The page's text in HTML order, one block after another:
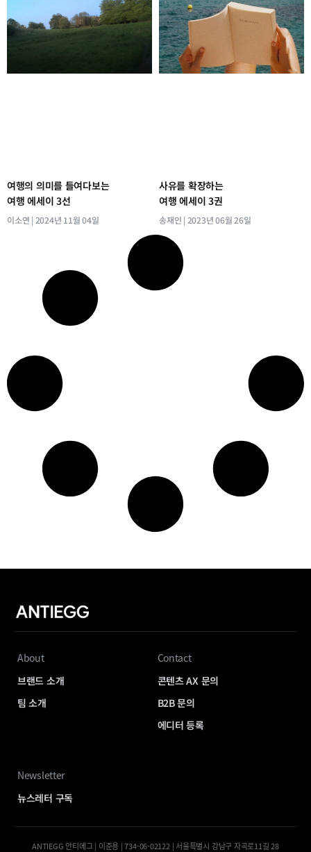
여행의 의미를 들여다보는
여행 에세이 3선
이소연 2024년 11월 04일
사유를 확장하는
여행 에세이 3권
송재인 2023년 06월 26일
About
브랜드 소개
팀 소개
Contact
콘텐츠 AX 문의
B2B 문의
에디터 등록
Newsletter
뉴스레터 구독
ANTIEGG 안티에그 | 이준용 | 734-06-02122 | 서울특별시 강남구 자곡로11길 28